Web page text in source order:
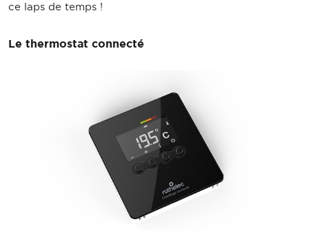
ce laps de temps !
Le thermostat connecté